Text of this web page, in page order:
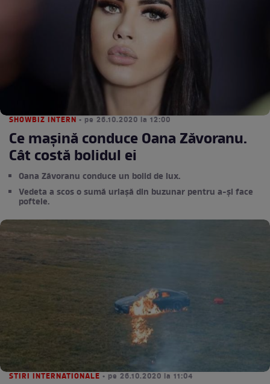
SHOWBIZ INTERN • pe 26.10.2020 la 12:00
Ce mașină conduce Oana Zăvoranu.
Cât costă bolidul ei
Oana Zăvoranu conduce un bolid de lux.
Vedeta a scos o sumă uriașă din buzunar pentru a-și face
poftele.
STIRI INTERNATIONALE • pe 26.10.2020 la 11:04